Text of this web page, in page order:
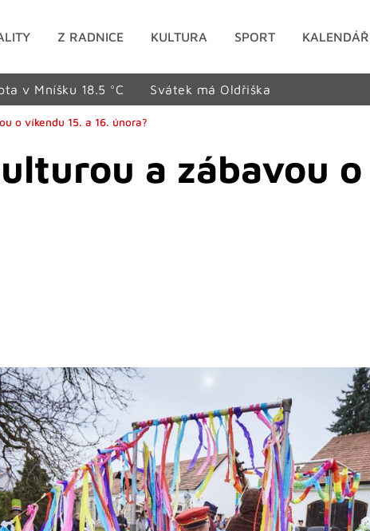
Z RADNICE KULTURA SPORT
v Mníšku 18.5 °C Svátek má Oldřiška
o víkendu 15. a 16. února?
a zábavou